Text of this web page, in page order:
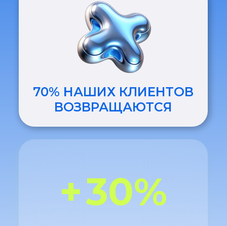
О НАС
КЕЙСЫ
МЫ В СОЦИАЛЬНЫХ СЕТЯХ:
МЫ ВСЕГДА НА СВЯЗИ: